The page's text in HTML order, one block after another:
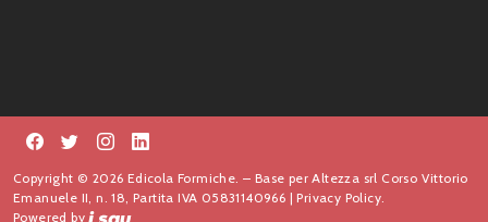
Copyright © 2026 Edicola Formiche. – Base per Altezza srl Corso Vittorio
Emanuele II, n. 18, Partita IVA 05831140966 |Privacy Policy.
Powered by